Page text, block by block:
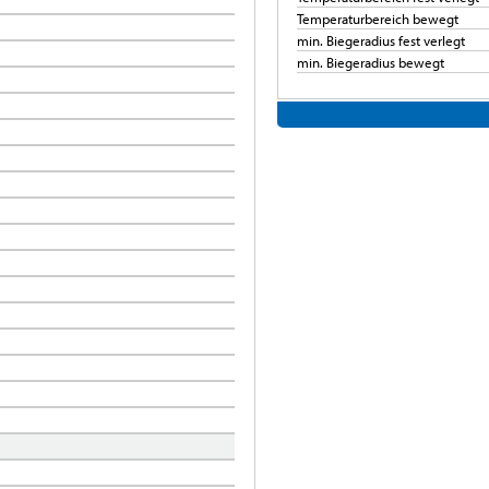
Temperaturbereich bewegt
min. Biegeradius fest verlegt
min. Biegeradius bewegt